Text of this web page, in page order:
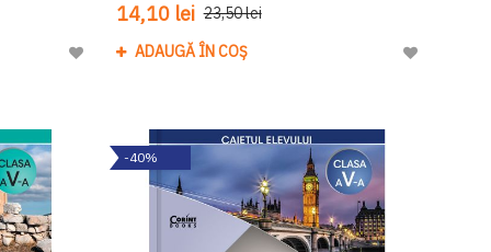
Adaugă
Dorinte
14,10 lei 23,50 lei
ADAUGĂ ÎN COȘ
Adaugă
-40%